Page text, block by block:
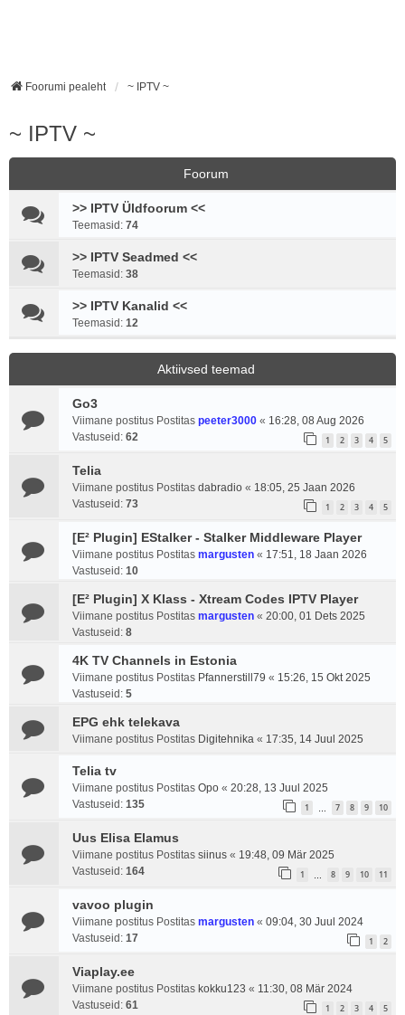
Foorumi pealeht ~ IPTV ~
~ IPTV ~
Foorum
>> IPTV Üldfoorum <<
Teemasid: 74
>> IPTV Seadmed <<
Teemasid: 38
>> IPTV Kanalid <<
Teemasid: 12
Aktiivsed teemad
Go3
Viimane postitus Postitas peeter3000 « 16:28, 08 Aug 2026
Vastuseid: 62 1 2 3 4 5
Telia
Viimane postitus Postitas dabradio « 18:05, 25 Jaan 2026
Vastuseid: 73 1 2 3 4 5
[E² Plugin] EStalker - Stalker Middleware Player
Viimane postitus Postitas margusten « 17:51, 18 Jaan 2026
Vastuseid: 10
[E² Plugin] X Klass - Xtream Codes IPTV Player
Viimane postitus Postitas margusten « 20:00, 01 Dets 2025
Vastuseid: 8
4K TV Channels in Estonia
Viimane postitus Postitas Pfannerstill79 « 15:26, 15 Okt 2025
Vastuseid: 5
EPG ehk telekava
Viimane postitus Postitas Digitehnika « 17:35, 14 Juul 2025
Telia tv
Viimane postitus Postitas Opo « 20:28, 13 Juul 2025
Vastuseid: 135 1 7 8 9 10
Uus Elisa Elamus
Viimane postitus Postitas siinus « 19:48, 09 Mär 2025
Vastuseid: 164 1 8 9 10 11
vavoo plugin
Viimane postitus Postitas margusten « 09:04, 30 Juul 2024
Vastuseid: 17 1 2
Viaplay.ee
Viimane postitus Postitas kokku123 « 11:30, 08 Mär 2024
Vastuseid: 61 1 2 3 4 5